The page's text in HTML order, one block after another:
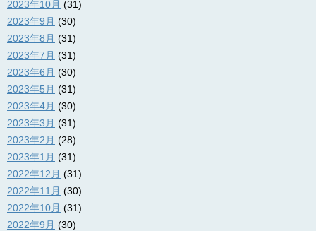
2023年10月 (31)
2023年9月 (30)
2023年8月 (31)
2023年7月 (31)
2023年6月 (30)
2023年5月 (31)
2023年4月 (30)
2023年3月 (31)
2023年2月 (28)
2023年1月 (31)
2022年12月 (31)
2022年11月 (30)
2022年10月 (31)
2022年9月 (30)